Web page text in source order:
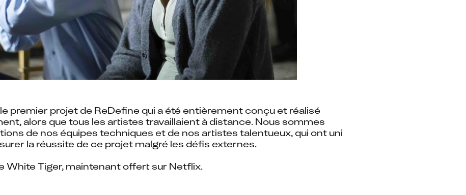
premier projet de ReDefine qui a été entièrement conçu et réalisé
alors que tous les artistes travaillaient à distance. Nous sommes
de nos équipes techniques et de nos artistes talentueux, qui ont uni
la réussite de ce projet malgré les défis externes.
White Tiger, maintenant offert sur Netflix.